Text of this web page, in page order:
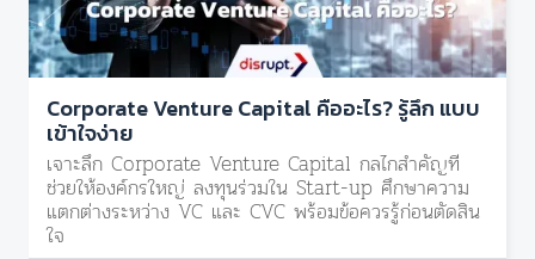
Corporate Venture Capital คืออะไร? รู้ลึก แบบ
เข้าใจง่าย
เจาะลึก Corporate Venture Capital กลไกสำคัญที่
ช่วยให้องค์กรใหญ่ ลงทุนร่วมใน Start-up ศึกษาความ
แตกต่างระหว่าง VC และ CVC พร้อมข้อควรรู้ก่อนตัดสิน
ใจ